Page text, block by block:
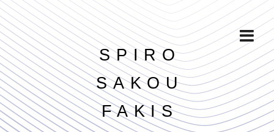
SPIRO
SAKOU
FAKIS